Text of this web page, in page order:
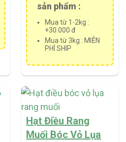
sản phẩm :
Mua từ 1-2kg :
+30.000 đ
Mua từ 3kg : MIỄN
PHÍ SHIP
Hạt Điều Rang
Muối Bóc Vỏ Lụa